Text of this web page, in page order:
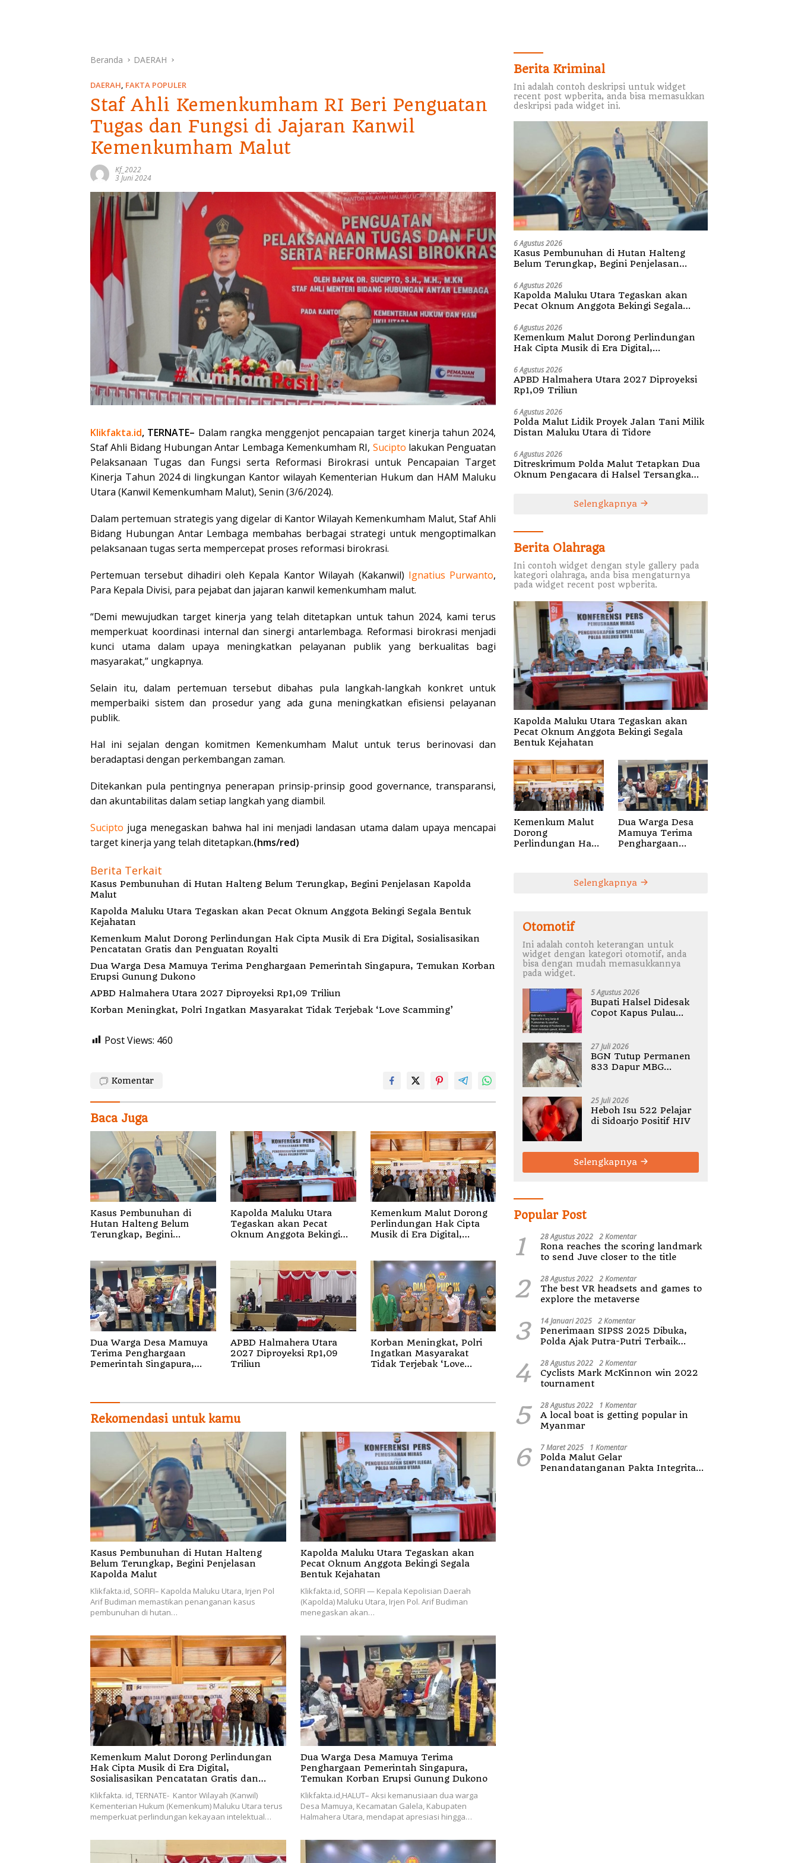
Beranda DAERAH
DAERAH, FAKTA POPULER
Staf Ahli Kemenkumham RI Beri Penguatan
Tugas dan Fungsi di Jajaran Kanwil
Kemenkumham Malut
Kf_2022
3 Juni 2024
Klikfakta.id, TERNATE– Dalam rangka menggenjot pencapaian target kinerja tahun 2024,
Staf Ahli Bidang Hubungan Antar Lembaga Kemenkumham RI, Sucipto lakukan Penguatan
Pelaksanaan Tugas dan Fungsi serta Reformasi Birokrasi untuk Pencapaian Target
Kinerja Tahun 2024 di lingkungan Kantor wilayah Kementerian Hukum dan HAM Maluku
Utara (Kanwil Kemenkumham Malut), Senin (3/6/2024).
Dalam pertemuan strategis yang digelar di Kantor Wilayah Kemenkumham Malut, Staf Ahli
Bidang Hubungan Antar Lembaga membahas berbagai strategi untuk mengoptimalkan
pelaksanaan tugas serta mempercepat proses reformasi birokrasi.
Pertemuan tersebut dihadiri oleh Kepala Kantor Wilayah (Kakanwil) Ignatius Purwanto,
Para Kepala Divisi, para pejabat dan jajaran kanwil kemenkumham malut.
“Demi mewujudkan target kinerja yang telah ditetapkan untuk tahun 2024, kami terus
memperkuat koordinasi internal dan sinergi antarlembaga. Reformasi birokrasi menjadi
kunci utama dalam upaya meningkatkan pelayanan publik yang berkualitas bagi
masyarakat,” ungkapnya.
Selain itu, dalam pertemuan tersebut dibahas pula langkah-langkah konkret untuk
memperbaiki sistem dan prosedur yang ada guna meningkatkan efisiensi pelayanan
publik.
Hal ini sejalan dengan komitmen Kemenkumham Malut untuk terus berinovasi dan
beradaptasi dengan perkembangan zaman.
Ditekankan pula pentingnya penerapan prinsip-prinsip good governance, transparansi,
dan akuntabilitas dalam setiap langkah yang diambil.
Sucipto juga menegaskan bahwa hal ini menjadi landasan utama dalam upaya mencapai
target kinerja yang telah ditetapkan.(hms/red)
Berita Terkait
Kasus Pembunuhan di Hutan Halteng Belum Terungkap, Begini Penjelasan Kapolda
Malut
Kapolda Maluku Utara Tegaskan akan Pecat Oknum Anggota Bekingi Segala Bentuk
Kejahatan
Kemenkum Malut Dorong Perlindungan Hak Cipta Musik di Era Digital, Sosialisasikan
Pencatatan Gratis dan Penguatan Royalti
Dua Warga Desa Mamuya Terima Penghargaan Pemerintah Singapura, Temukan Korban
Erupsi Gunung Dukono
APBD Halmahera Utara 2027 Diproyeksi Rp1,09 Triliun
Korban Meningkat, Polri Ingatkan Masyarakat Tidak Terjebak ‘Love Scamming’
Post Views: 460
Komentar
Baca Juga
Kasus Pembunuhan di
Hutan Halteng Belum
Terungkap, Begini
Kapolda Maluku Utara
Tegaskan akan Pecat
Oknum Anggota Bekingi
Kemenkum Malut Dorong
Perlindungan Hak Cipta
Musik di Era Digital,
Royalti
Dua Warga Desa Mamuya
Terima Penghargaan
Pemerintah Singapura,
APBD Halmahera Utara
2027 Diproyeksi Rp1,09
Triliun
Korban Meningkat, Polri
Ingatkan Masyarakat
Tidak Terjebak ‘Love
Rekomendasi untuk kamu
Kasus Pembunuhan di Hutan Halteng
Belum Terungkap, Begini Penjelasan
Kapolda Malut
Klikfakta.id, SOFIFI– Kapolda Maluku Utara, Irjen Pol
Arif Budiman memastikan penanganan kasus
pembunuhan di hutan…
Kapolda Maluku Utara Tegaskan akan
Pecat Oknum Anggota Bekingi Segala
Bentuk Kejahatan
Klikfakta.id, SOFIFI — Kepala Kepolisian Daerah
(Kapolda) Maluku Utara, Irjen Pol. Arif Budiman
menegaskan akan…
Kemenkum Malut Dorong Perlindungan
Hak Cipta Musik di Era Digital,
Sosialisasikan Pencatatan Gratis dan
Klikfakta. id, TERNATE- Kantor Wilayah (Kanwil)
Kementerian Hukum (Kemenkum) Maluku Utara terus
memperkuat perlindungan kekayaan intelektual…
Dua Warga Desa Mamuya Terima
Penghargaan Pemerintah Singapura,
Temukan Korban Erupsi Gunung Dukono
Klikfakta.id,HALUT– Aksi kemanusiaan dua warga
Desa Mamuya, Kecamatan Galela, Kabupaten
Halmahera Utara, mendapat apresiasi hingga…
Berita Kriminal
Ini adalah contoh deskripsi untuk widget
recent post wpberita, anda bisa memasukkan
deskripsi pada widget ini.
6 Agustus 2026
Kasus Pembunuhan di Hutan Halteng
Belum Terungkap, Begini Penjelasan
6 Agustus 2026
Kapolda Maluku Utara Tegaskan akan
Pecat Oknum Anggota Bekingi Segala
6 Agustus 2026
Kemenkum Malut Dorong Perlindungan
Hak Cipta Musik di Era Digital,
Penguatan Royalti
6 Agustus 2026
APBD Halmahera Utara 2027 Diproyeksi
Rp1,09 Triliun
6 Agustus 2026
Polda Malut Lidik Proyek Jalan Tani Milik
Distan Maluku Utara di Tidore
6 Agustus 2026
Ditreskrimum Polda Malut Tetapkan Dua
Oknum Pengacara di Halsel Tersangka
Selengkapnya
Berita Olahraga
Ini contoh widget dengan style gallery pada
kategori olahraga, anda bisa mengaturnya
pada widget recent post wpberita.
Kapolda Maluku Utara Tegaskan akan
Pecat Oknum Anggota Bekingi Segala
Bentuk Kejahatan
Kemenkum Malut
Dorong
Perlindungan Hak
Pencatatan Gratis
Dua Warga Desa
Mamuya Terima
Penghargaan
Erupsi Gunung
Selengkapnya
Otomotif
Ini adalah contoh keterangan untuk
widget dengan kategori otomotif, anda
bisa dengan mudah memasukkannya
pada widget.
5 Agustus 2026
Bupati Halsel Didesak
Copot Kapus Pulau
27 Juli 2026
BGN Tutup Permanen
833 Dapur MBG
Pelanggaran SOP
25 Juli 2026
Heboh Isu 522 Pelajar
di Sidoarjo Positif HIV
Selengkapnya
Popular Post
1 28 Agustus 2022 2 Komentar
Rona reaches the scoring landmark
to send Juve closer to the title
2 28 Agustus 2022 2 Komentar
The best VR headsets and games to
explore the metaverse
3 14 Januari 2025 2 Komentar
Penerimaan SIPSS 2025 Dibuka,
Polda Ajak Putra-Putri Terbaik
4 28 Agustus 2022 2 Komentar
Cyclists Mark McKinnon win 2022
tournament
5 28 Agustus 2022 1 Komentar
A local boat is getting popular in
Myanmar
6 7 Maret 2025 1 Komentar
Polda Malut Gelar
Penandatanganan Pakta Integritas